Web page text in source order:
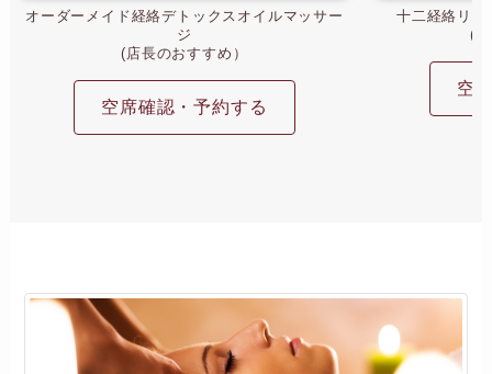
オーダーメイド経絡デトックスオイルマッサー
ジ
(店長のおすすめ）
空席確認・予約する
十二経絡リン
(
空